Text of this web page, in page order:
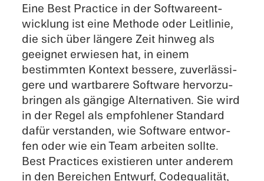
Eine Best Practice in der Software­ent­
wick­lung ist eine Methode oder Leitli­nie,
die sich über längere Zeit hinweg als
geeig­net erwie­sen hat, in einem
bestimm­ten Kontext bessere, zuver­läs­si­
gere und wartba­rere Software hervor­zu­
brin­gen als gängige Alter­na­ti­ven. Sie wird
in der Regel als empfoh­le­ner Standard
dafür verstan­den, wie Software entwor­
fen oder wie ein Team arbei­ten sollte.
Best Practi­ces existie­ren unter anderem
in den Berei­chen Entwurf, Codequa­li­tät,